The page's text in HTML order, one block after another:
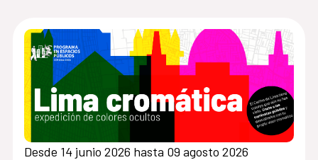
Desde 14 junio 2026 hasta 09 agosto 2026